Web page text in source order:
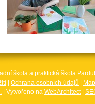
škola a praktická škola
Ochrana osobních údajů
| Vytvořeno na WebArchitect|